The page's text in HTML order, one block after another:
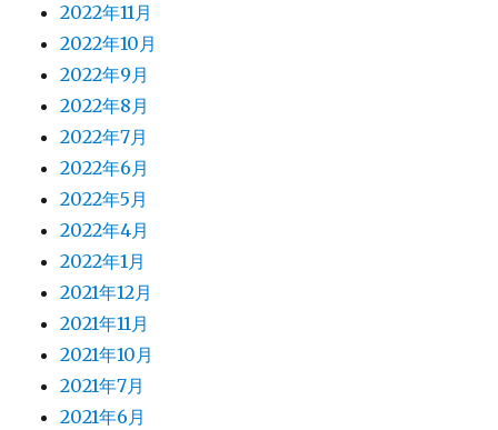
2022年11月
2022年10月
2022年9月
2022年8月
2022年7月
2022年6月
2022年5月
2022年4月
2022年1月
2021年12月
2021年11月
2021年10月
2021年7月
2021年6月